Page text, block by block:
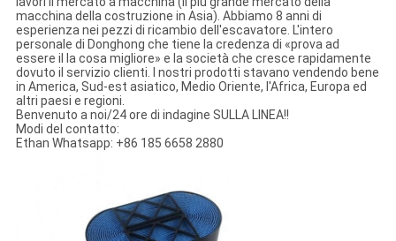
macchina della costruzione in Asia). Abbiamo 8 anni di
esperienza nei pezzi di ricambio dell'escavatore. L'intero
personale di Donghong che tiene la credenza di «prova ad
essere il la cosa migliore» e la società che cresce rapidamente
dovuto il servizio clienti. I nostri prodotti stavano vendendo bene
in America, Sud-est asiatico, Medio Oriente, l'Africa, Europa ed
altri paesi e regioni.
Benvenuto a noi/24 ore di indagine SULLA LINEA!!
Modi del contatto:
Ethan Whatsapp: +86 185 6658 2880